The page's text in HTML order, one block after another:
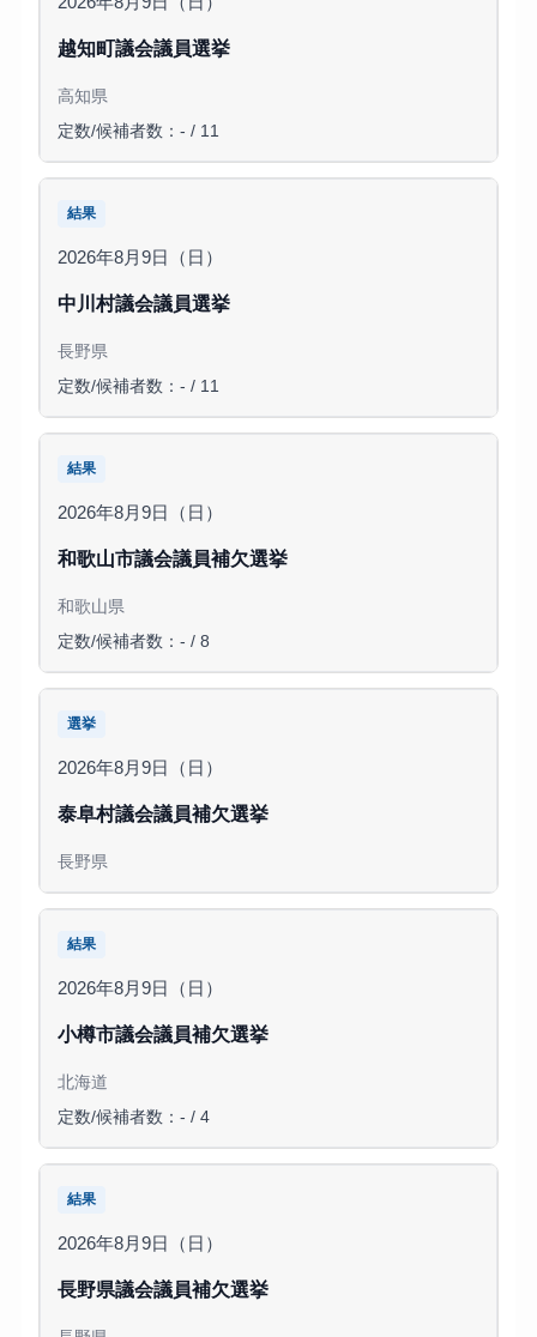
越知町議会議員選挙
高知県
定数/候補者数：- / 11
結果
2026年8月9日（日）
中川村議会議員選挙
長野県
定数/候補者数：- / 11
結果
2026年8月9日（日）
和歌山市議会議員補欠選挙
和歌山県
定数/候補者数：- / 8
選挙
2026年8月9日（日）
泰阜村議会議員補欠選挙
長野県
結果
2026年8月9日（日）
小樽市議会議員補欠選挙
北海道
定数/候補者数：- / 4
結果
2026年8月9日（日）
長野県議会議員補欠選挙